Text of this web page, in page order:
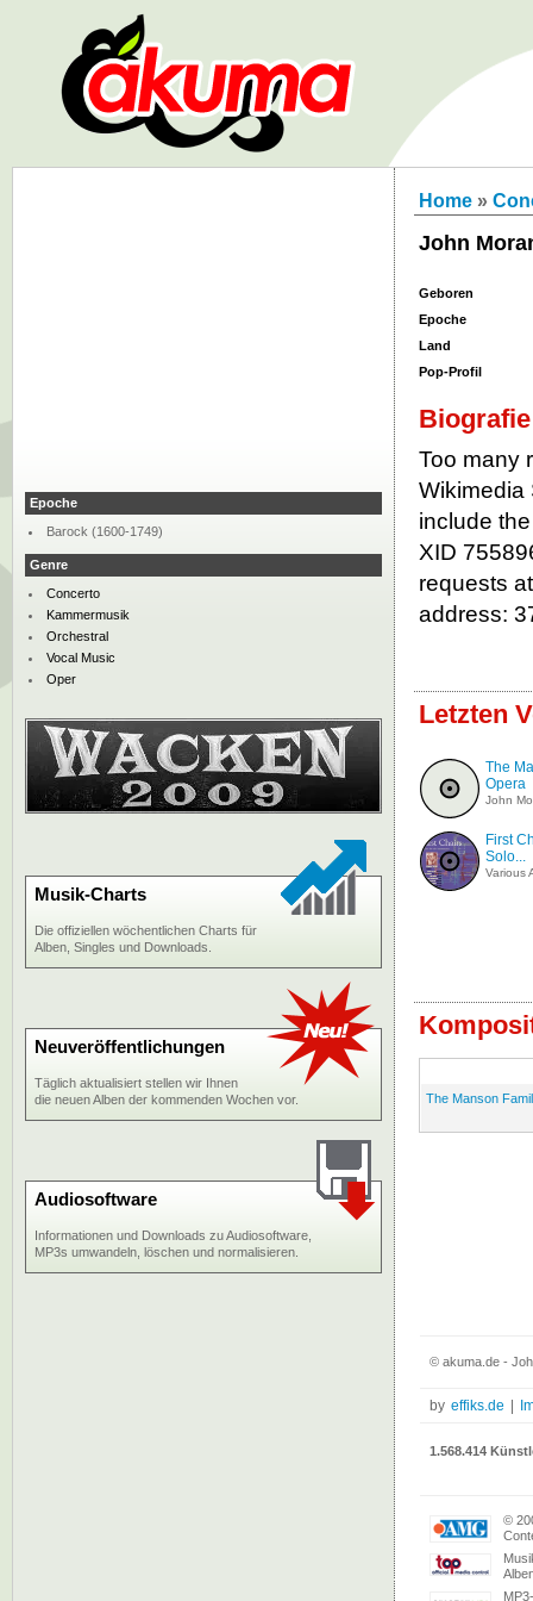
Home »
John
Geboren
Epoche
Land
Pop-Profil
Biografie
Too many
Wikimedia
include
XID
requests
address:
Letzten
The
Opera
John
First
Solo...
Various
The Manson
Epoche
Barock (1600-1749)
Genre
Concerto
Kammermusik
Orchestral
Vocal Music
Oper
Musik-Charts
Die offiziellen wöchentlichen Charts für
Alben, Singles und Downloads.
Neuveröffentlichungen
Täglich aktualisiert stellen wir Ihnen
die neuen Alben der kommenden Wochen vor.
Audiosoftware
Informationen und Downloads zu Audiosoftware,
MP3s umwandeln, löschen und normalisieren.
© akuma.de -
by effiks.de
1.568.414
©